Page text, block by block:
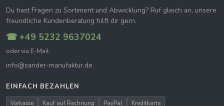
Du hast Fragen zu Sortiment und Abwicklung? Ruf gleich an, unsere
freundliche Kundenberatung hilft dir gern.
☎ +49 5232 9637024
oder via E-Mail:
info@sander-manufaktur.de
EINFACH BEZAHLEN
Vorkasse Kauf auf Rechnung PayPal Kreditkarte